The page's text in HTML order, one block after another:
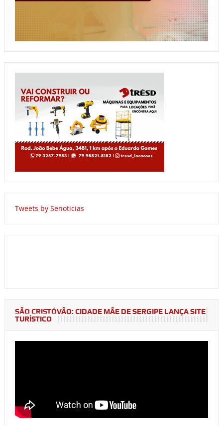
Tweets by Senoticias
SÃO CRISTÓVÃO: CIDADE MÃE DE SERGIPE LANÇA SITE
TURÍSTICO